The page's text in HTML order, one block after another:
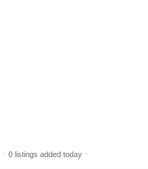
- 0 listings added today -